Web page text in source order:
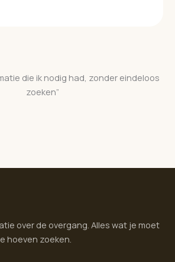
die ik nodig had, zonder eindeloos
zoeken”
over de overgang. Alles wat je moet
hoeven zoeken.